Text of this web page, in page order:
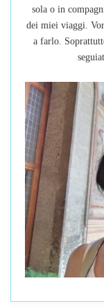
sola o in
dei miei viaggi.
a farlo.